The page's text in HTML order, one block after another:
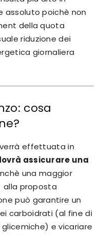
assoluto poichè non
della quota
riduzione dei
giornaliera
cosa
effettuata in
assicurare una
una maggior
proposta
può garantire un
carboidrati (al fine di
e vicariare